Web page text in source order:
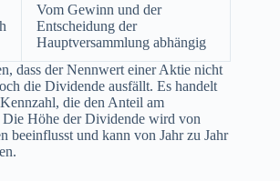
Vom Gewinn und der
Entscheidung der
Hauptversammlung abhängig
dass der Nennwert einer Aktie nicht
die Dividende ausfällt. Es handelt
die den Anteil am
Höhe der Dividende wird von
beeinflusst und kann von Jahr zu Jahr